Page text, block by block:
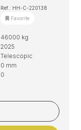
Ref.: HH-C-220138
Favorite
46000 kg
2025
Telescopic
0 mm
0